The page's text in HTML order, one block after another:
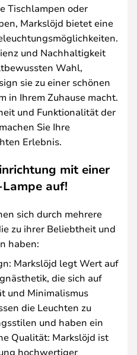
Tischlampen oder
Markslöjd bietet eine
und Nachhaltigkeit
Wahl,
sie zu einer schönen
in Ihrem Zuhause macht.
und Funktionalität der
Sie Ihre
Erlebnis.
mit einer
auf!
sich durch mehrere
zu ihrer Beliebtheit und
haben:
Markslöjd legt Wert auf
die sich auf
und Minimalismus
die Leuchten zu
und haben ein
Qualität: Markslöjd ist
hochwertiger